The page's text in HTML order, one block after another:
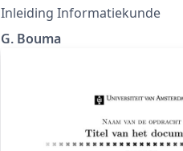
Inleiding Informatiekunde
G. Bouma